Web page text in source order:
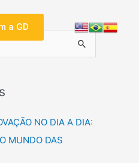
a GD
NO DIA A DIA:
MUNDO DAS